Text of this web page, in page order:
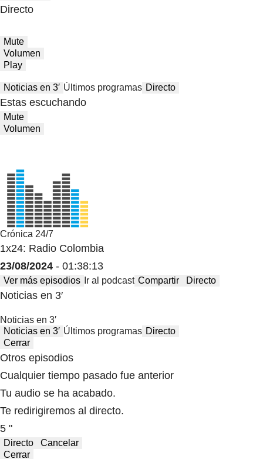
Directo
Mute
Volumen
Play
Noticias en 3′ Últimos programas Directo
Estas escuchando
Mute
Volumen
Crónica 24/7
1x24: Radio Colombia
23/08/2024 - 01:38:13
Ver más episodios Ir al podcast Compartir Directo
Noticias en 3′
Noticias en 3′
Noticias en 3′ Últimos programas Directo
Cerrar
Otros episodios
Cualquier tiempo pasado fue anterior
Tu audio se ha acabado.
Te redirigiremos al directo.
5 "
Directo
Cancelar
Cerrar